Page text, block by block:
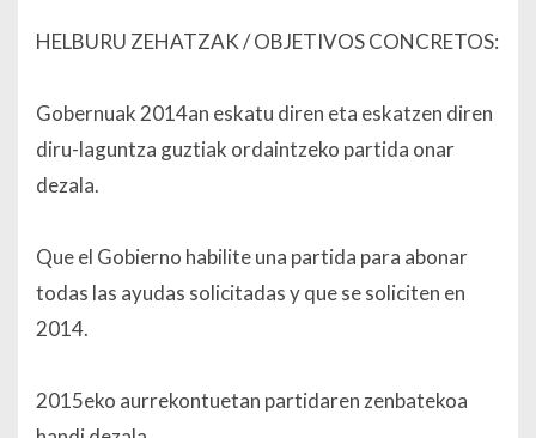
HELBURU ZEHATZAK / OBJETIVOS CONCRETOS:
Gobernuak 2014an eskatu diren eta eskatzen diren
diru-laguntza guztiak ordaintzeko partida onar
dezala.
Que el Gobierno habilite una partida para abonar
todas las ayudas solicitadas y que se soliciten en
2014.
2015eko aurrekontuetan partidaren zenbatekoa